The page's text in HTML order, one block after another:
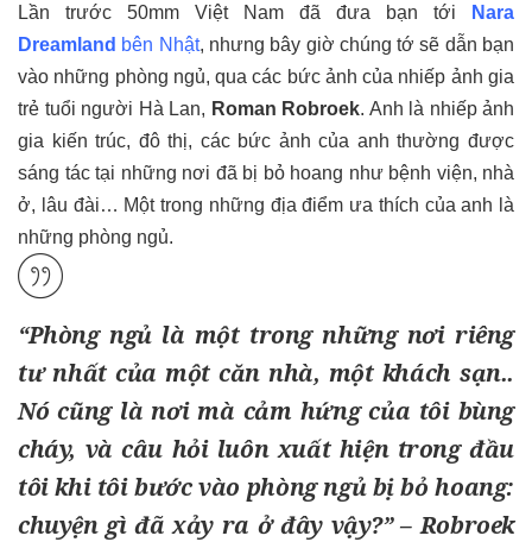
Lần trước 50mm Việt Nam đã đưa bạn tới Nara
Dreamland bên Nhật, nhưng bây giờ chúng tớ sẽ dẫn bạn
vào những phòng ngủ, qua các bức ảnh của nhiếp ảnh gia
trẻ tuổi người Hà Lan, Roman Robroek. Anh là nhiếp ảnh
gia kiến trúc, đô thị, các bức ảnh của anh thường được
sáng tác tại những nơi đã bị bỏ hoang như bệnh viện, nhà
ở, lâu đài… Một trong những địa điểm ưa thích của anh là
những phòng ngủ.
“Phòng ngủ là một trong những nơi riêng
tư nhất của một căn nhà, một khách sạn..
Nó cũng là nơi mà cảm hứng của tôi bùng
cháy, và câu hỏi luôn xuất hiện trong đầu
tôi khi tôi bước vào phòng ngủ bị bỏ hoang:
chuyện gì đã xảy ra ở đây vậy?” –Robroek